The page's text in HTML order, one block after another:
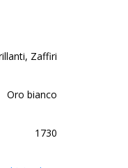
Zaffiri
Oro bianco
1730